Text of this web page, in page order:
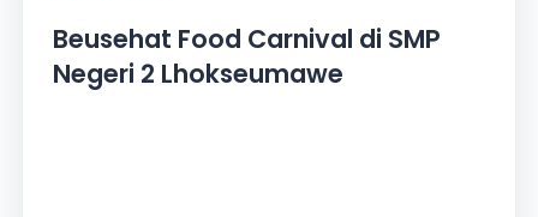
Beusehat Food Carnival di SMP
Negeri 2 Lhokseumawe